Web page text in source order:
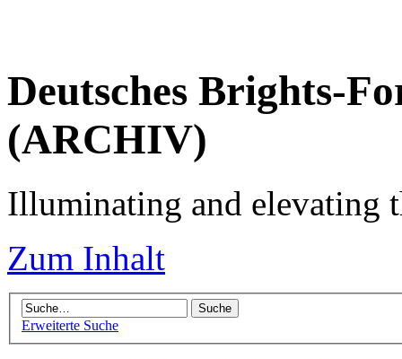
Deutsches Brights-
(ARCHIV)
Illuminating and elevating
Zum Inhalt
Erweiterte Suche